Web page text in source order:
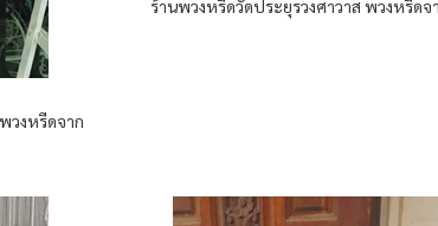
วงหรีดจาก
ร้านพวงหรีดวัดประยุรวงศาวาส พวงหรีดจ